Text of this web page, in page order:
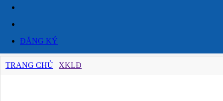
ĐĂNG KÝ
TRANG CHỦ | XKLĐ